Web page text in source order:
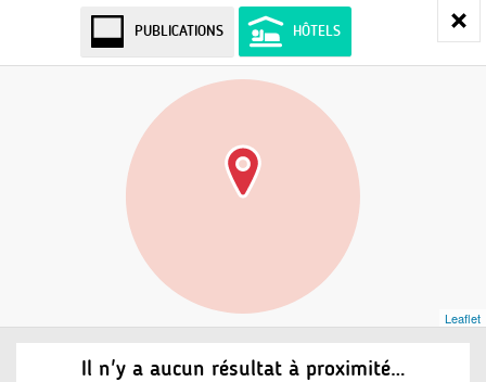
PUBLICATIONS HÔTELS
Il n'y a aucun résultat à proximité…
Leaflet